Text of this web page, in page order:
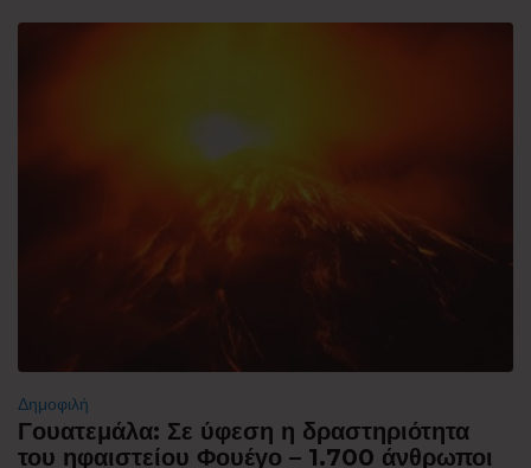
Δημοφιλή
Γουατεμάλα: Σε ύφεση η δραστηριότητα
του ηφαιστείου Φουέγο – 1.700 άνθρωποι